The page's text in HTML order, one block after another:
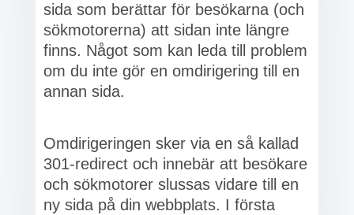
sida som berättar för besökarna (och
sökmotorerna) att sidan inte längre
finns. Något som kan leda till problem
om du inte gör en omdirigering till en
annan sida.
Omdirigeringen sker via en så kallad
301-redirect och innebär att besökare
och sökmotorer slussas vidare till en
ny sida på din webbplats. I första